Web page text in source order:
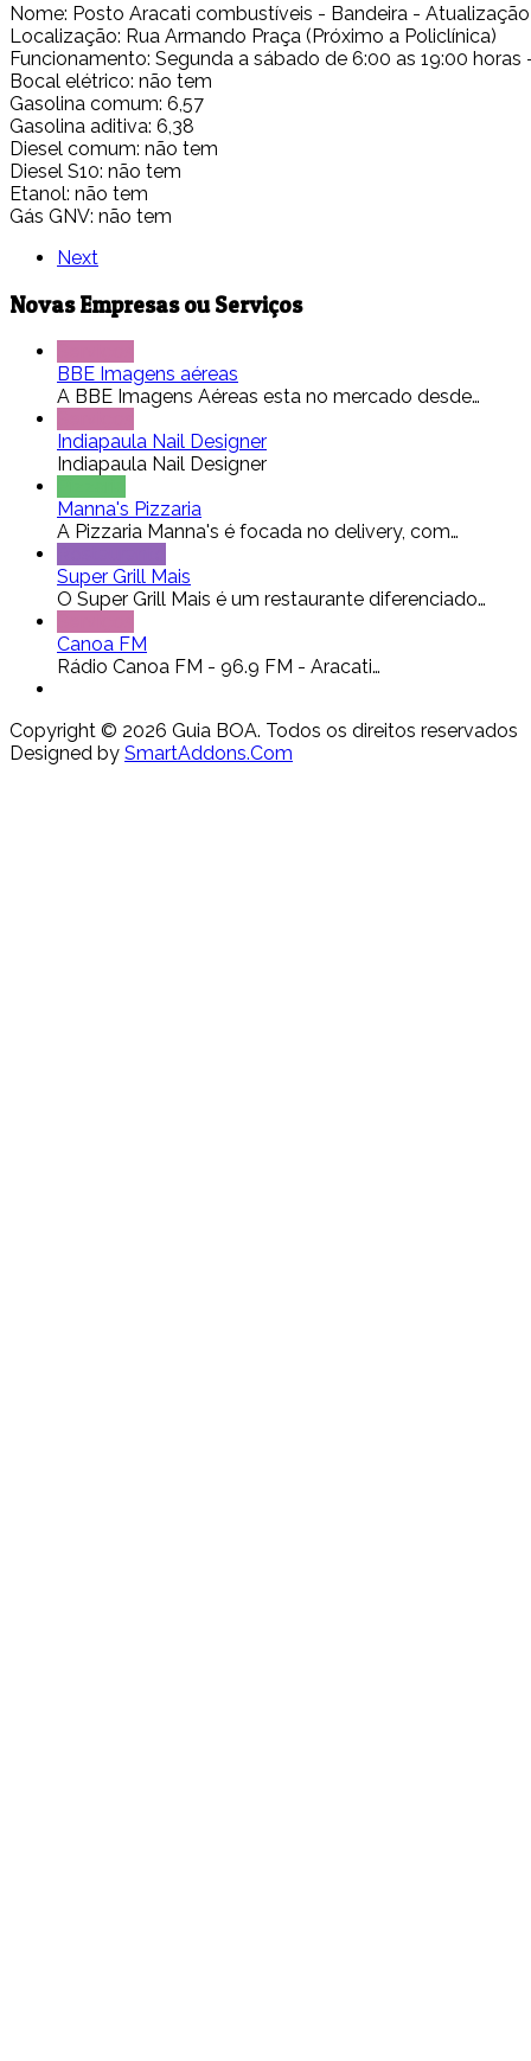
Nome: Posto Aracati combustíveis - Bandeira -
Localização: Rua Armando Praça (Próximo a Policlínica)
Funcionamento: Segunda a sábado de 6:00 as 19:00
Bocal elétrico: não tem
Gasolina comum: 6,57
Gasolina aditiva: 6,38
Diesel comum: não tem
Diesel S10: não tem
Etanol: não tem
Gás GNV: não tem
Next
Novas Empresas ou Serviços
BBE Imagens aéreas
A BBE Imagens Aéreas esta no mercado desde…
Indiapaula Nail Designer
Indiapaula Nail Designer
Manna's Pizzaria
A Pizzaria Manna's é focada no delivery, com…
Super Grill Mais
O Super Grill Mais é um restaurante diferenciado…
Canoa FM
Rádio Canoa FM - 96.9 FM - Aracati…
Copyright © 2026 Guia BOA. Todos os direitos reservados
Designed by SmartAddons.Com